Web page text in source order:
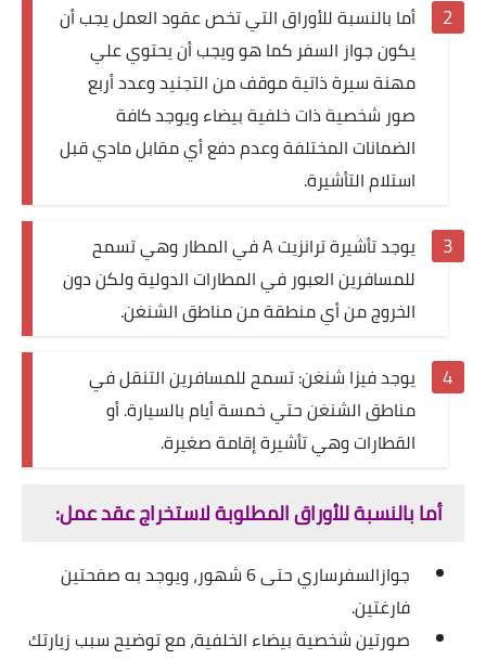
أما بالنسبة للأوراق التي تخص عقود العمل يجب أن
يكون جواز السفر كما هو ويجب أن يحتوي علي
مهنة سيرة ذاتية موقف من التجنيد وعدد أربع
صور شخصية ذات خلفية بيضاء ويوجد كافة
الضمانات المختلفة وعدم دفع أي مقابل مادي قبل
استلام التأشيرة.
يوجد تأشيرة ترانزيت A في المطار وهي تسمح
للمسافرين العبور في المطارات الدولية ولكن دون
الخروج من أي منطقة من مناطق الشنغن.
يوجد فيزا شنغن: تسمح للمسافرين التنقل في
مناطق الشنغن حتي خمسة أيام بالسيارة. أو
القطارات وهي تأشيرة إقامة صغيرة.
أما بالنسبة للأوراق المطلوبة لاستخراج عقد عمل:
جوازالسفرساري حتى 6 شهور، ويوجد به صفحتين
فارغتين.
صورتين شخصية بيضاء الخلفية، مع توضيح سبب زيارتك